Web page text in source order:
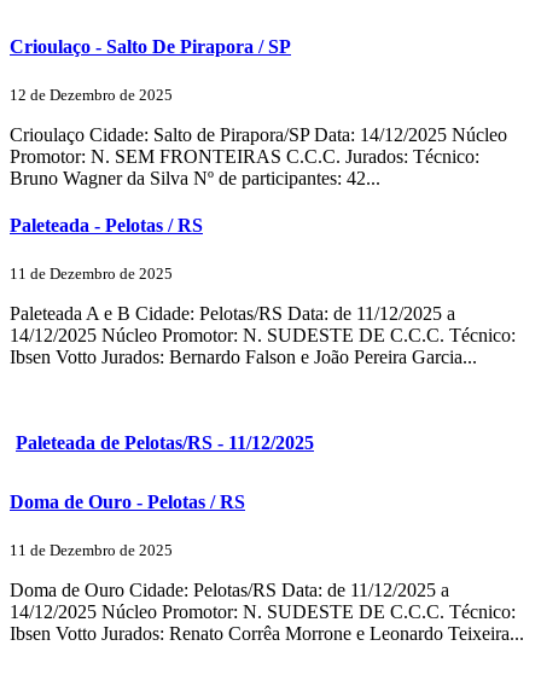
Crioulaço - Salto De Pirapora / SP
12 de Dezembro de 2025
Crioulaço Cidade: Salto de Pirapora/SP Data: 14/12/2025 Núcleo
Promotor: N. SEM FRONTEIRAS C.C.C. Jurados: Técnico:
Bruno Wagner da Silva Nº de participantes: 42...
Paleteada - Pelotas / RS
11 de Dezembro de 2025
Paleteada A e B Cidade: Pelotas/RS Data: de 11/12/2025 a
14/12/2025 Núcleo Promotor: N. SUDESTE DE C.C.C. Técnico:
Ibsen Votto Jurados: Bernardo Falson e João Pereira Garcia...
Paleteada de Pelotas/RS - 11/12/2025
Doma de Ouro - Pelotas / RS
11 de Dezembro de 2025
Doma de Ouro Cidade: Pelotas/RS Data: de 11/12/2025 a
14/12/2025 Núcleo Promotor: N. SUDESTE DE C.C.C. Técnico:
Ibsen Votto Jurados: Renato Corrêa Morrone e Leonardo Teixeira...